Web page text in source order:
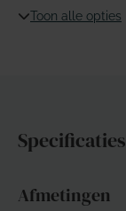
Toon alle opties
Specificaties
Afmetingen